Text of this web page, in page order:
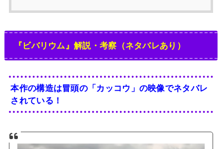
『ビバリウム』解説・考察（ネタバレあり）
本作の構造は冒頭の「カッコウ」の映像でネタバレ
されている！